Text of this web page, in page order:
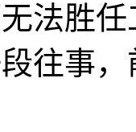
法胜
往事